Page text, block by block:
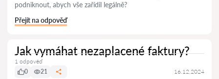
podniknout, abych vše zařídil legálně?
Přejít na odpověď
Jak vymáhat nezaplacené faktury?
1 odpověď
0
21 16.12.2024